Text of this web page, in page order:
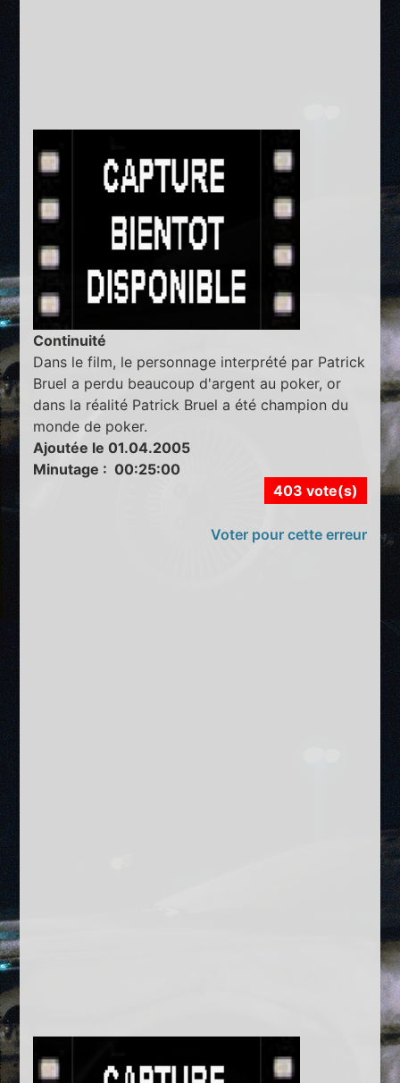
Continuité
Dans le film, le personnage interprété par Patrick
Bruel a perdu beaucoup d'argent au poker, or
dans la réalité Patrick Bruel a été champion du
monde de poker.
Ajoutée le 01.04.2005
Minutage : 00:25:00
403 vote(s)
Voter pour cette erreur